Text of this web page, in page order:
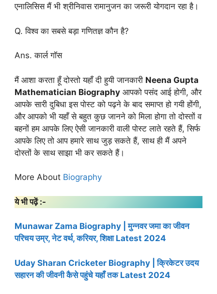
एनालिसिस मैं भी श्रीनिवास रामानुजन का जरूरी योगदान रहा है।
Q. विश्व का सबसे बड़ा गणितज्ञ कौन है?
Ans. कार्ल गॉस
मैं आशा करता हूँ दोस्तो यहाँ दी हुयी जानकारी Neena Gupta
Mathematician Biography आपको पसंद आई होगी, और
आपके सारी दुबिधा इस पोस्ट को पढ़ने के बाद समाप्त हो गयी होंगी,
और आपको भी यहाँ से बहुत कुछ जानने को मिला होगा तो दोस्तों व
बहनों हम आपके लिए ऐसी जानकारी वाली पोस्ट लाते रहते हैं, सिर्फ
आपके लिए तो आप हमारे साथ जुड़ सकते हैं, साथ ही मैं अपने
दोस्तों के साथ साझा भी कर सकते हैं।
More About Biography
ये भी पढ़ें :-
Munawar Zama Biography | मुन्नवर जमा का जीवन
परिचय उम्र, नेट वर्थ, करियर, शिक्षा Latest 2024
Uday Sharan Cricketer Biography | क्रिकेटर उदय
सहारन की जीवनी कैसे पहुंचे यहाँ तक Latest 2024